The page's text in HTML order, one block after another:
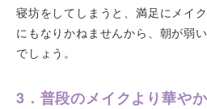
寝坊をしてしまうと、満足にメイ
にもなりかねませんから、朝が弱
でしょう。
3．普段のメイクより華や